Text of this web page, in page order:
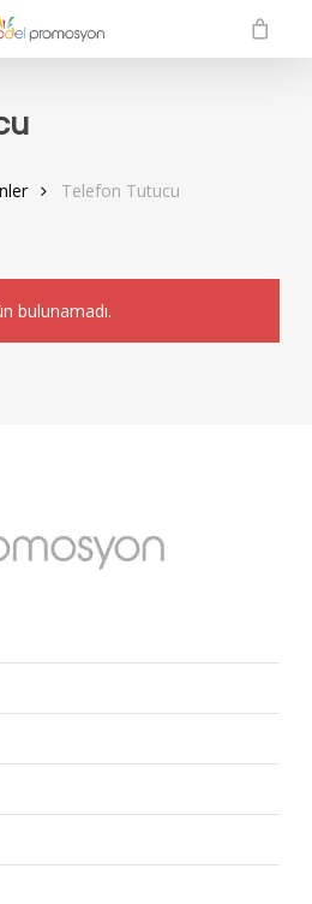
Telefon Tutucu
bulunamadı.